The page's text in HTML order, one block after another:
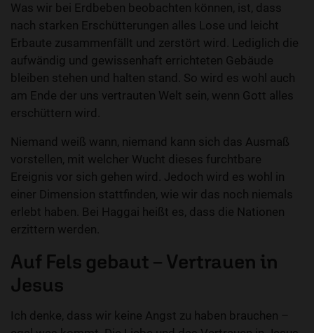
Was wir bei Erdbeben beobachten können, ist, dass
nach starken Erschütterungen alles Lose und leicht
Erbaute zusammenfällt und zerstört wird. Lediglich die
aufwändig und gewissenhaft errichteten Gebäude
bleiben stehen und halten stand. So wird es wohl auch
am Ende der uns vertrauten Welt sein, wenn Gott alles
erschüttern wird.
Niemand weiß wann, niemand kann sich das Ausmaß
vorstellen, mit welcher Wucht dieses furchtbare
Ereignis vor sich gehen wird. Jedoch wird es wohl in
einer Dimension stattfinden, wie wir das noch niemals
erlebt haben. Bei Haggai heißt es, dass die Nationen
erzittern werden.
Auf Fels gebaut – Vertrauen in
Jesus
Ich denke, dass wir keine Angst zu haben brauchen –